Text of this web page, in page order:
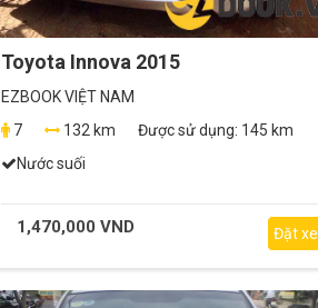
Toyota Innova 2015
EZBOOK VIỆT NAM
7
132 km Được sử dụng: 145 km
Nước suối
1,470,000 VND Đặt xe